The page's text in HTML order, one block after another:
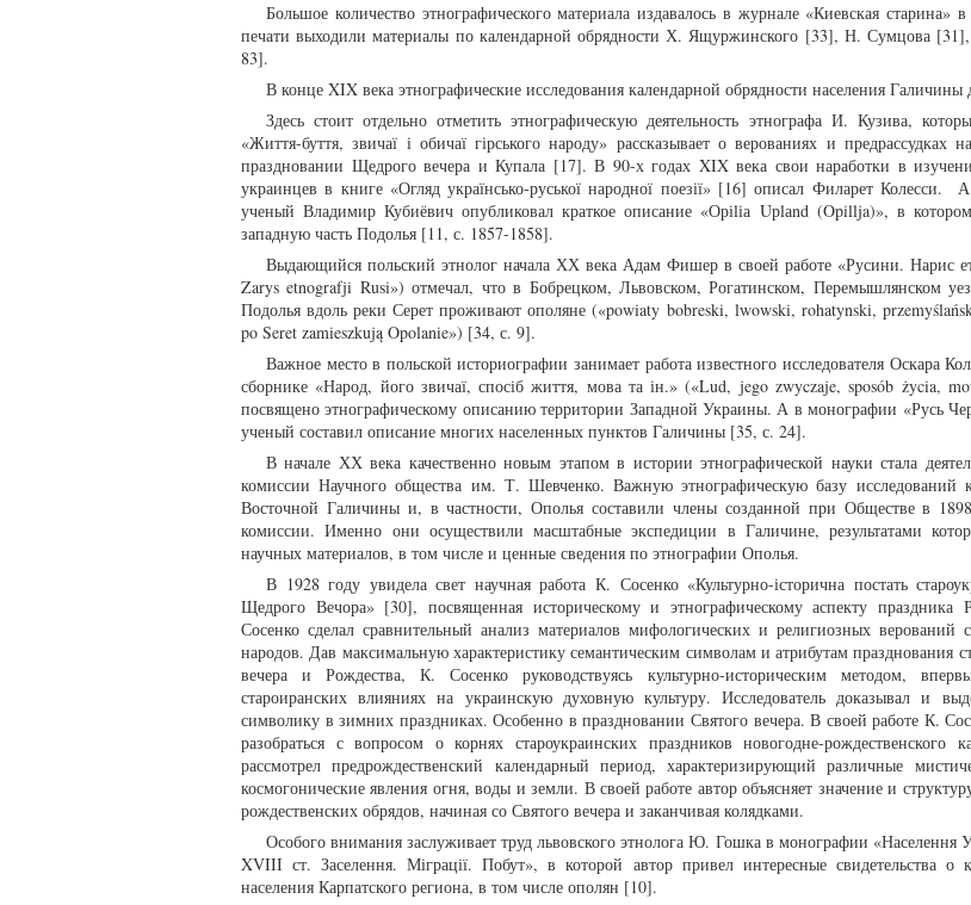
Большое количество этнографического материала издавалось в журнале «Киевская
печати выходили материалы по календарной обрядности Х. Ящуржинского [33], Н. Сумцова
83].
В конце XIX века этнографические исследования календарной обрядности населения Галичины
Здесь стоит отдельно отметить этнографическую деятельность этнографа И. Кузива,
«Життя-буття, звичаї і обичаї гірського народу» рассказывает о верованиях и предрассудках
праздновании Щедрого вечера и Купала [17]. В 90-х годах XIX века свои наработки в
украинцев в книге «Огляд українсько-руської народної поезії» [16] описал Филарет Колесси.
ученый Владимир Кубиёвич опубликовал краткое описание «Оріlіа Uрlаnd (Opillja)», в
западную часть Подолья [11, с. 1857-1858].
Выдающийся польский этнолог начала ХХ века Адам Фишер в своей работе «Русини. Нарис
Zarys etnografji Rusi») отмечал, что в Бобрецком, Львовском, Рогатинском, Перемышлянском
Подолья вдоль реки Серет проживают ополяне («powiaty bobreski, lwowski, rohatynski,
po Seret zamieszkują Opolanie») [34, с. 9].
Важное место в польской историографии занимает работа известного исследователя Оскара
сборнике «Народ, його звичаї, спосіб життя, мова та ін.» («Lud, jego zwyczaje, sposób życia,
посвящено этнографическому описанию территории Западной Украины. А в монографии «Русь
ученый составил описание многих населенных пунктов Галичины [35, с. 24].
В начале ХХ века качественно новым этапом в истории этнографической науки стала
комиссии Научного общества им. Т. Шевченко. Важную этнографическую базу исследований
Восточной Галичины и, в частности, Ополья составили члены созданной при Обществе в
комиссии. Именно они осуществили масштабные экспедиции в Галичине, результатами
научных материалов, в том числе и ценные сведения по этнографии Ополья.
В 1928 году увидела свет научная работа К. Сосенко «Культурно-історична постать
Щедрого Вечора» [30], посвященная историческому и этнографическому аспекту праздника
Сосенко сделал сравнительный анализ материалов мифологических и религиозных верований
народов. Дав максимальную характеристику семантическим символам и атрибутам празднования
вечера и Рождества, К. Сосенко руководствуясь культурно-историческим методом,
староиранских влияниях на украинскую духовную культуру. Исследователь доказывал и
символику в зимних праздниках. Особенно в праздновании Святого вечера. В своей работе К.
разобраться с вопросом о корнях староукраинских праздников новогодне-рождественского
рассмотрел предрождественский календарный период, характеризирующий различные
космогонические явления огня, воды и земли. В своей работе автор объясняет значение и
рождественских обрядов, начиная со Святого вечера и заканчивая колядками.
Особого внимания заслуживает труд львовского этнолога Ю. Гошка в монографии «Населення
XVIII ст. Заселення. Міграції. Побут», в которой автор привел интересные свидетельства о
населения Карпатского региона, в том числе ополян [10].